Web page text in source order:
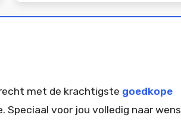
met de krachtigste goedkope
Speciaal voor jou volledig naar wens